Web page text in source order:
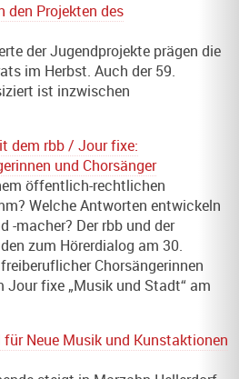
den Projekten des
der Jugendprojekte prägen die
im Herbst. Auch der 59.
ist inzwischen
dem rbb / Jour fixe:
und Chorsänger
öffentlich-rechtlichen
Welche Antworten entwickeln
-macher? Der rbb und der
zum Hörerdialog am 30.
Chorsängerinnen
Jour fixe „Musik und Stadt“ am
Neue Musik und Kunstaktionen